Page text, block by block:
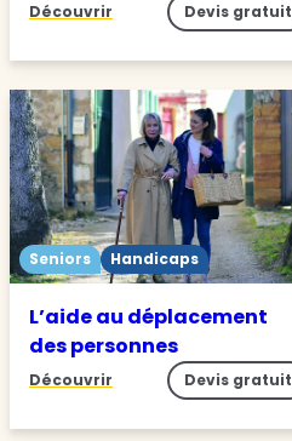
Découvrir Devis gratuit
Seniors Handicaps
L’aide au déplacement
des personnes
Découvrir Devis gratuit